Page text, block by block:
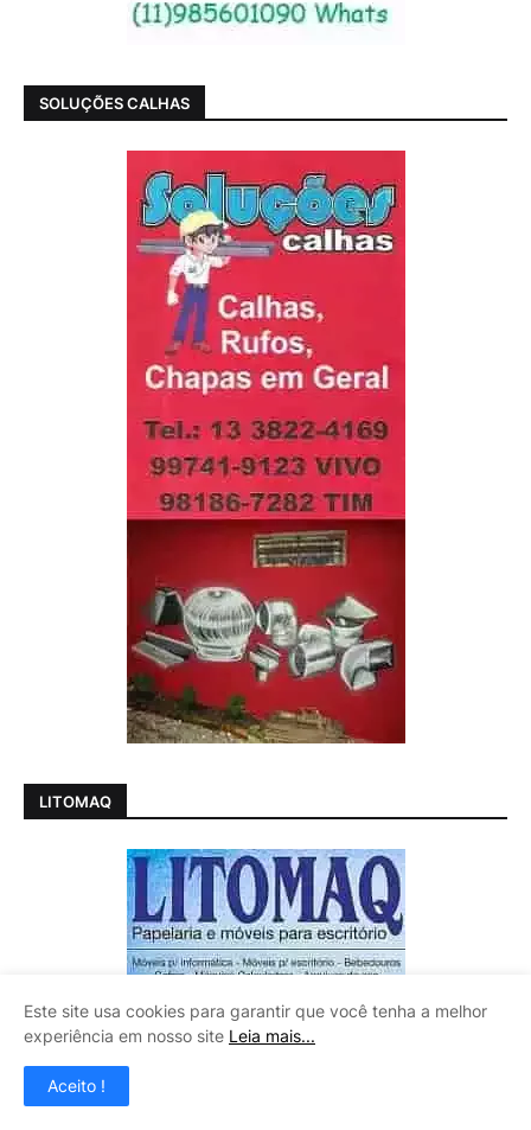
SOLUÇÕES CALHAS
LITOMAQ
Este site usa cookies para garantir que você tenha a melhor
experiência em nosso site Leia mais...
Aceito !